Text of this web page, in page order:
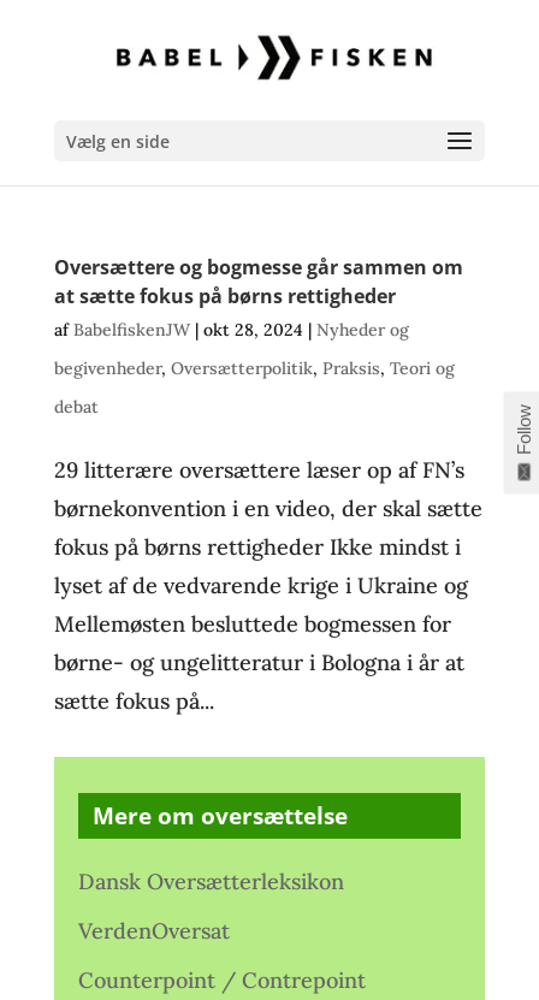
Vælg en side
Oversættere og bogmesse går sammen om
at sætte fokus på børns rettigheder
afBabelfiskenJW| okt 28, 2024 | Nyheder og
begivenheder, Oversætterpolitik, Praksis, Teori og
debat
29 litterære oversættere læser op af FN’s
børnekonvention i en video, der skal sætte
fokus på børns rettigheder Ikke mindst i
lyset af de vedvarende krige i Ukraine og
Mellemøsten besluttede bogmessen for
børne- og ungelitteratur i Bologna i år at
sætte fokus på...
Mere om oversættelse
Dansk Oversætterleksikon
VerdenOversat
Counterpoint / Contrepoint
Follow